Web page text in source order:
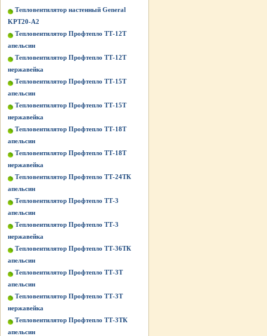
Тепловентилятор настенный General
KPT20-A2
Тепловентилятор Профтепло ТТ-12Т
апельсин
Тепловентилятор Профтепло ТТ-12Т
нержавейка
Тепловентилятор Профтепло ТТ-15Т
апельсин
Тепловентилятор Профтепло ТТ-15Т
нержавейка
Тепловентилятор Профтепло ТТ-18Т
апельсин
Тепловентилятор Профтепло ТТ-18Т
нержавейка
Тепловентилятор Профтепло ТТ-24ТК
апельсин
Тепловентилятор Профтепло ТТ-3
апельсин
Тепловентилятор Профтепло ТТ-3
нержавейка
Тепловентилятор Профтепло ТТ-36ТК
апельсин
Тепловентилятор Профтепло ТТ-3Т
апельсин
Тепловентилятор Профтепло ТТ-3Т
нержавейка
Тепловентилятор Профтепло ТТ-3ТК
апельсин